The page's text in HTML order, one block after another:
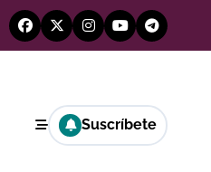
Buscar: Suscríbete